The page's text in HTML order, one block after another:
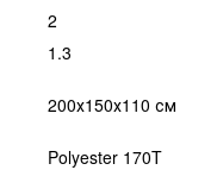
2
1.3
200х150х110 см
Polyester 170T